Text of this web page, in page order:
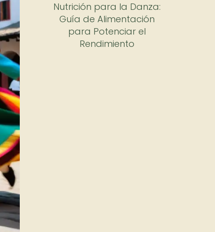
Nutrición para la Danza:
Guía de Alimentación
para Potenciar el
Rendimiento